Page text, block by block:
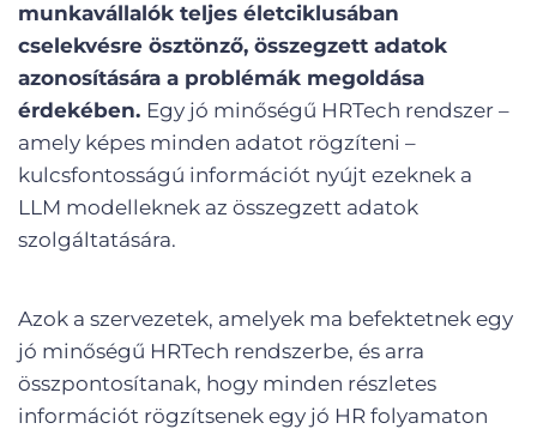
munkavállalók teljes életciklusában
cselekvésre ösztönző, összegzett adatok
azonosítására a problémák megoldása
érdekében. Egy jó minőségű HRTech rendszer –
amely képes minden adatot rögzíteni –
kulcsfontosságú információt nyújt ezeknek a
LLM modelleknek az összegzett adatok
szolgáltatására.
Azok a szervezetek, amelyek ma befektetnek egy
jó minőségű HRTech rendszerbe, és arra
összpontosítanak, hogy minden részletes
információt rögzítsenek egy jó HR folyamaton